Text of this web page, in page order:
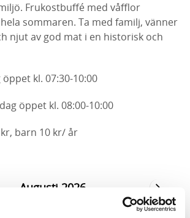
Frukostbuffé med våfflor
sommaren. Ta med familj, vänner
njut av god mat i en historisk och
kl. 07:30-10:00
öppet kl. 08:00-10:00
barn 10 kr/ år
Augusti 2026